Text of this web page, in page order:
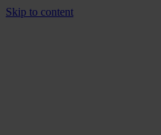
Skip to content